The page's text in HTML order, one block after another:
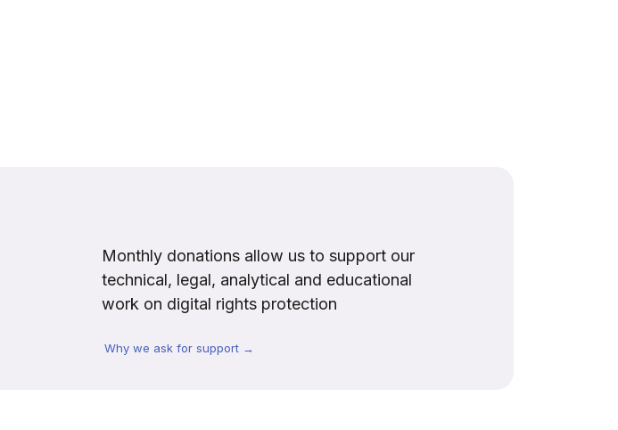
Monthly donations allow us to support our
technical, legal, analytical and educational
work on digital rights protection
Why we ask for support →